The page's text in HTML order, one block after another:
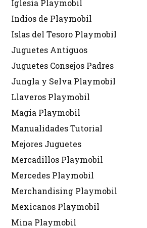
Iglesia Playmobil
Indios de Playmobil
Islas del Tesoro Playmobil
Juguetes Antiguos
Juguetes Consejos Padres
Jungla y Selva Playmobil
Llaveros Playmobil
Magia Playmobil
Manualidades Tutorial
Mejores Juguetes
Mercadillos Playmobil
Mercedes Playmobil
Merchandising Playmobil
Mexicanos Playmobil
Mina Playmobil